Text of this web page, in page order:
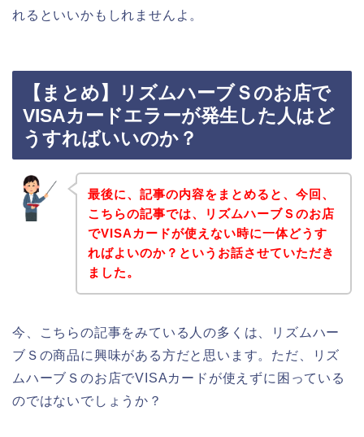
れるといいかもしれませんよ。
【まとめ】リズムハーブＳのお店で
VISAカードエラーが発生した人はど
うすればいいのか？
最後に、記事の内容をまとめると、今回、
こちらの記事では、リズムハーブＳのお店
でVISAカードが使えない時に一体どうす
ればよいのか？というお話させていただき
ました。
今、こちらの記事をみている人の多くは、リズムハー
ブＳの商品に興味がある方だと思います。ただ、リズ
ムハーブＳのお店でVISAカードが使えずに困っている
のではないでしょうか？